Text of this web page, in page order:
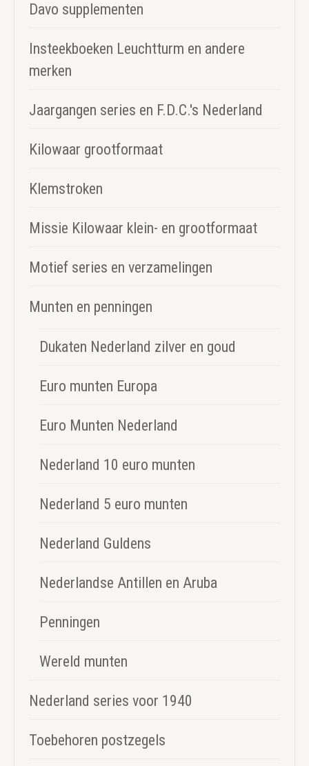
Davo supplementen
Insteekboeken Leuchtturm en andere
merken
Jaargangen series en F.D.C.'s Nederland
Kilowaar grootformaat
Klemstroken
Missie Kilowaar klein- en grootformaat
Motief series en verzamelingen
Munten en penningen
Dukaten Nederland zilver en goud
Euro munten Europa
Euro Munten Nederland
Nederland 10 euro munten
Nederland 5 euro munten
Nederland Guldens
Nederlandse Antillen en Aruba
Penningen
Wereld munten
Nederland series voor 1940
Toebehoren postzegels